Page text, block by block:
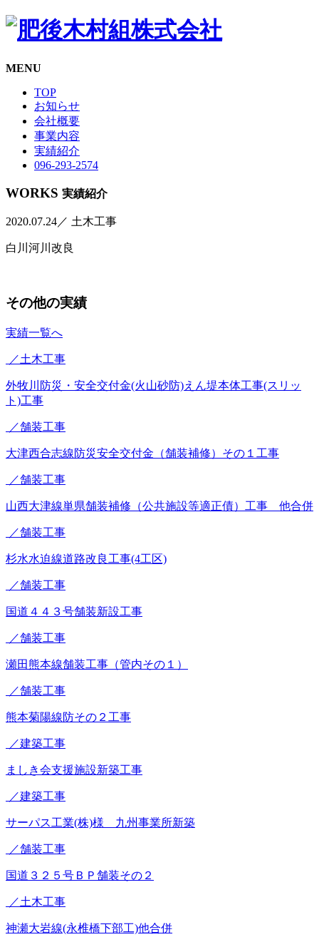
MENU
TOP
お知らせ
会社概要
事業内容
実績紹介
096-293-2574
WORKS 実績紹介
2020.07.24／ 土木工事
白川河川改良
その他の実績
実績一覧へ
／土木工事
外牧川防災・安全交付金(火山砂防)えん堤本体工事(スリッ
ト)工事
／舗装工事
大津西合志線防災安全交付金（舗装補修）その１工事
／舗装工事
山西大津線単県舗装補修（公共施設等適正債）工事 他合併
／舗装工事
杉水水迫線道路改良工事(4工区)
／舗装工事
国道４４３号舗装新設工事
／舗装工事
瀬田熊本線舗装工事（管内その１）
／舗装工事
熊本菊陽線防その２工事
／建築工事
ましき会支援施設新築工事
／建築工事
サーパス工業(株)様 九州事業所新築
／舗装工事
国道３２５号ＢＰ舗装その２
／土木工事
神瀬大岩線(永椎橋下部工)他合併